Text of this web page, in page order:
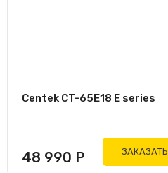
Centek CT-65E18 E series
48 990 Р ЗАКАЗАТЬ